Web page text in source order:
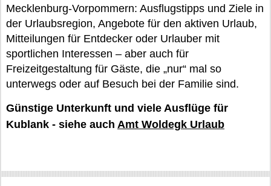
Mecklenburg-Vorpommern: Ausflugstipps und Ziele in
der Urlaubsregion, Angebote für den aktiven Urlaub,
Mitteilungen für Entdecker oder Urlauber mit
sportlichen Interessen – aber auch für
Freizeitgestaltung für Gäste, die „nur“ mal so
unterwegs oder auf Besuch bei der Familie sind.
Günstige Unterkunft und viele Ausflüge für
Kublank - siehe auch Amt Woldegk Urlaub